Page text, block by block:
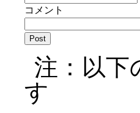
コメント
注：以下
す